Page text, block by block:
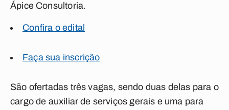
Ápice Consultoria.
Confira o edital
Faça sua inscrição
São ofertadas três vagas, sendo duas delas para o
cargo de auxiliar de serviços gerais e uma para